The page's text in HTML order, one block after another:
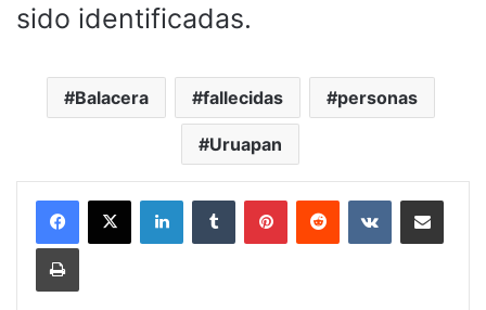
sido identificadas.
Balacera fallecidas personas
Uruapan
LinkedInTumblr PinterestReddit VKontakteCompartir por
Imprimir